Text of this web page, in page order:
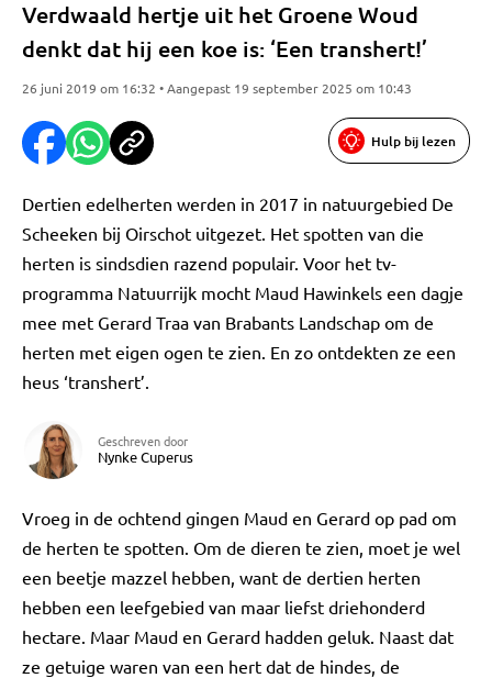
Verdwaald hertje uit het Groene Woud
denkt dat hij een koe is: ‘Een transhert!’
26 juni 2019 om 16:32 • Aangepast 19 september 2025 om 10:43
Hulp bij lezen
Dertien edelherten werden in 2017 in natuurgebied De
Scheeken bij Oirschot uitgezet. Het spotten van die
herten is sindsdien razend populair. Voor het tv-
programma Natuurrijk mocht Maud Hawinkels een dagje
mee met Gerard Traa van Brabants Landschap om de
herten met eigen ogen te zien. En zo ontdekten ze een
heus ‘transhert’.
Geschreven door
Nynke Cuperus
Vroeg in de ochtend gingen Maud en Gerard op pad om
de herten te spotten. Om de dieren te zien, moet je wel
een beetje mazzel hebben, want de dertien herten
hebben een leefgebied van maar liefst driehonderd
hectare. Maar Maud en Gerard hadden geluk. Naast dat
ze getuige waren van een hert dat de hindes, de